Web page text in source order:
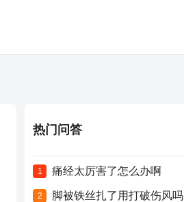
热门问答
1 痛经太厉害了怎么办啊
2 脚被铁丝扎了用打破伤风吗